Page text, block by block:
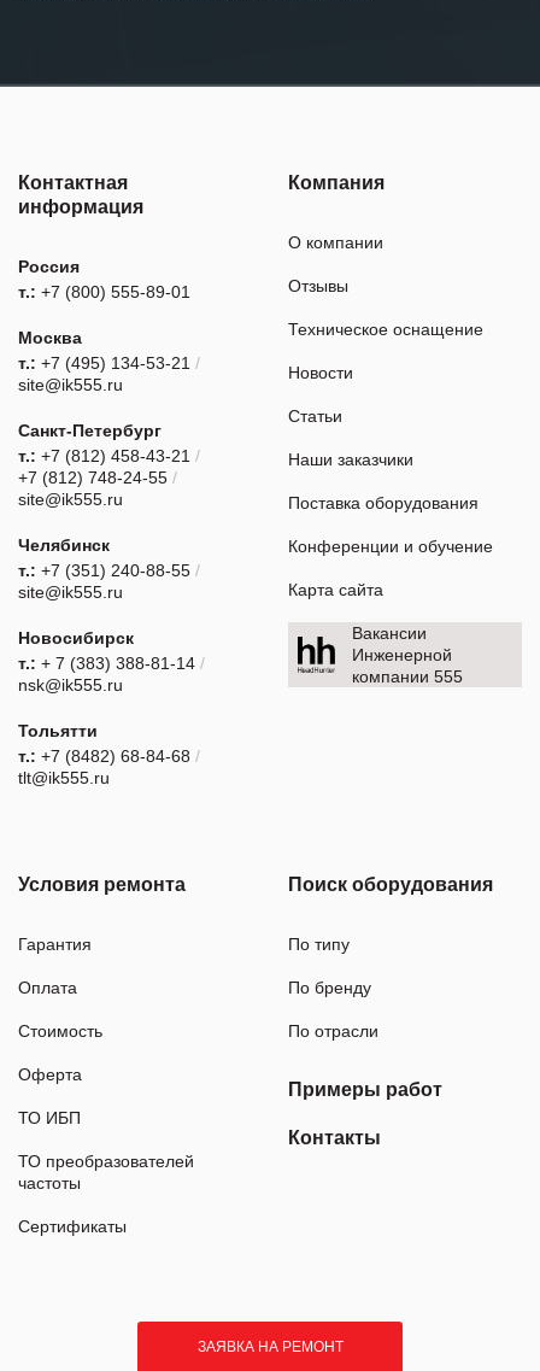
Контактная
информация
Россия
т.: +7 (800) 555-89-01
Москва
т.: +7 (495) 134-53-21 /
site@ik555.ru
Санкт-Петербург
т.: +7 (812) 458-43-21 /
+7 (812) 748-24-55 /
site@ik555.ru
Челябинск
т.: +7 (351) 240-88-55 /
site@ik555.ru
Новосибирск
т.: + 7 (383) 388-81-14 /
nsk@ik555.ru
Тольятти
т.: +7 (8482) 68-84-68 /
tlt@ik555.ru
Компания
О компании
Отзывы
Техническое оснащение
Новости
Статьи
Наши заказчики
Поставка оборудования
Конференции и обучение
Карта сайта
Вакансии
Инженерной
компании 555
Условия ремонта
Гарантия
Оплата
Стоимость
Оферта
ТО ИБП
ТО преобразователей
частоты
Сертификаты
Поиск оборудования
По типу
По бренду
По отрасли
Примеры работ
Контакты
ЗАЯВКА НА РЕМОНТ